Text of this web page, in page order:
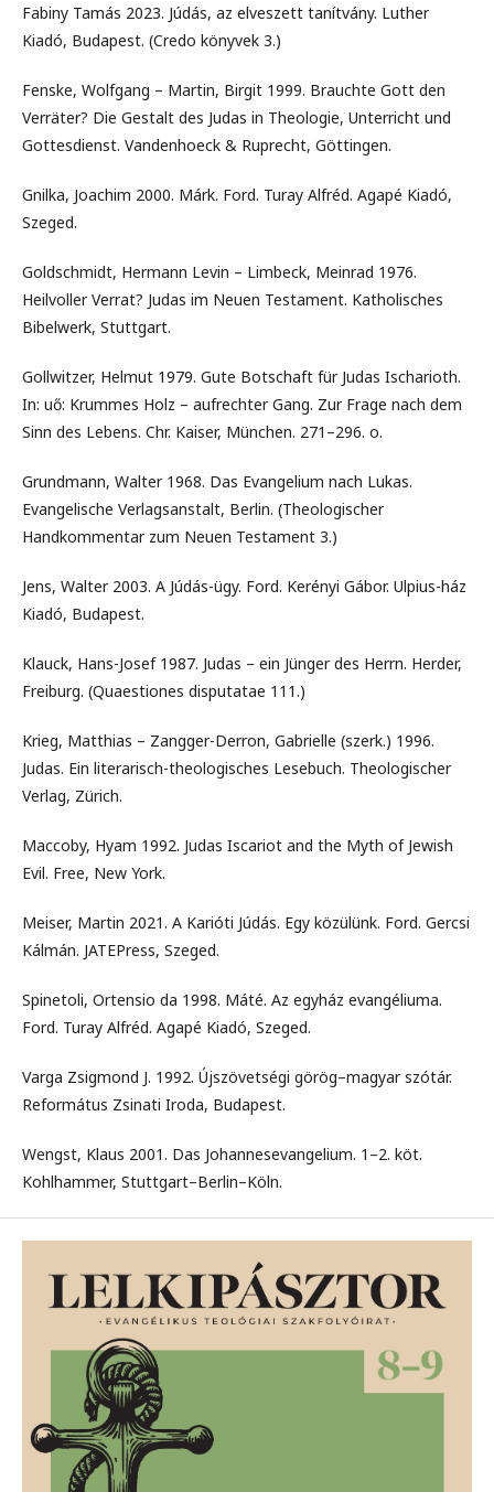
Fabiny Tamás 2023. Júdás, az elveszett tanítvány. Luther
Kiadó, Budapest. (Credo könyvek 3.)
Fenske, Wolfgang – Martin, Birgit 1999. Brauchte Gott den
Verräter? Die Gestalt des Judas in Theologie, Unterricht und
Gottesdienst. Vandenhoeck & Ruprecht, Göttingen.
Gnilka, Joachim 2000. Márk. Ford. Turay Alfréd. Agapé Kiadó,
Szeged.
Goldschmidt, Hermann Levin – Limbeck, Meinrad 1976.
Heilvoller Verrat? Judas im Neuen Testament. Katholisches
Bibelwerk, Stuttgart.
Gollwitzer, Helmut 1979. Gute Botschaft für Judas Ischarioth.
In: uő: Krummes Holz – aufrechter Gang. Zur Frage nach dem
Sinn des Lebens. Chr. Kaiser, München. 271–296. o.
Grundmann, Walter 1968. Das Evangelium nach Lukas.
Evangelische Verlagsanstalt, Berlin. (Theologischer
Handkommentar zum Neuen Testament 3.)
Jens, Walter 2003. A Júdás-ügy. Ford. Kerényi Gábor. Ulpius-ház
Kiadó, Budapest.
Klauck, Hans-Josef 1987. Judas – ein Jünger des Herrn. Herder,
Freiburg. (Quaestiones disputatae 111.)
Krieg, Matthias – Zangger-Derron, Gabrielle (szerk.) 1996.
Judas. Ein literarisch-theologisches Lesebuch. Theologischer
Verlag, Zürich.
Maccoby, Hyam 1992. Judas Iscariot and the Myth of Jewish
Evil. Free, New York.
Meiser, Martin 2021. A Karióti Júdás. Egy közülünk. Ford. Gercsi
Kálmán. JATEPress, Szeged.
Spinetoli, Ortensio da 1998. Máté. Az egyház evangéliuma.
Ford. Turay Alfréd. Agapé Kiadó, Szeged.
Varga Zsigmond J. 1992. Újszövetségi görög–magyar szótár.
Református Zsinati Iroda, Budapest.
Wengst, Klaus 2001. Das Johannesevangelium. 1–2. köt.
Kohlhammer, Stuttgart–Berlin–Köln.